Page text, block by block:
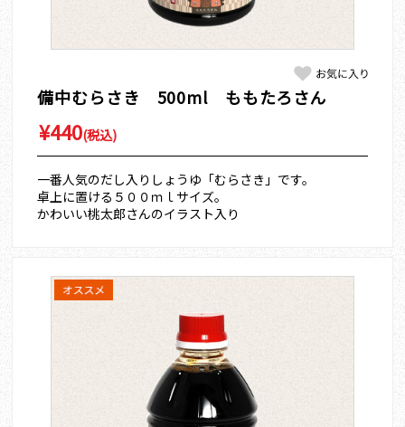
備中むらさき 500ml ももたろさん
¥440(税込)
一番人気のだし入りしょうゆ「むらさき」です。
卓上に置ける５００ｍｌサイズ。
かわいい桃太郎さんのイラスト入り